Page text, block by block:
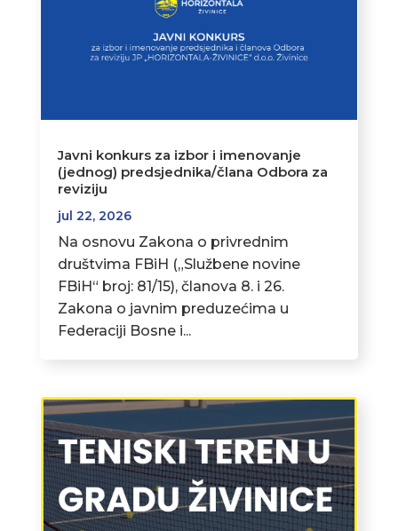
Javni konkurs za izbor i imenovanje
(jednog) predsjednika/člana Odbora za
reviziju
jul 22, 2026
Na osnovu Zakona o privrednim
društvima FBiH („Službene novine
FBiH“ broj: 81/15), članova 8. i 26.
Zakona o javnim preduzećima u
Federaciji Bosne i...